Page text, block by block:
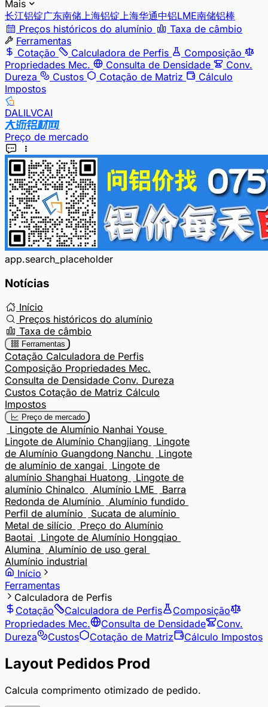
Mais
长江铝锭广东南储上海铝锭上海华通中铝LME南储铝棒
Preços históricos do alumínio
Taxa de câmbio
Ferramentas
Cotação
Calculadora de Perfis
Composição
Propriedades Mec.
Consulta de Densidade
Conv.
Dureza
Custos Cotação de Matriz
Cálculo
Impostos
DALILVCAI
Preço de mercado
app.search_placeholder
Notícias
Início
Preços históricos do alumínio
Taxa de câmbio
Ferramentas
Cotação Calculadora de Perfis
Composição Propriedades Mec.
Consulta de Densidade Conv. Dureza
Custos Cotação de Matriz Cálculo
Impostos
Preço de mercado
Lingote de Alumínio Nanhai Youse
Lingote de Alumínio Changjiang
Lingote
de Alumínio Guangdong Nanchu
Lingote
de alumínio de xangai
Lingote de
alumínio Shanghai Huatong
Lingote de
alumínio Chinalco
Alumínio LME
Barra
Redonda de Alumínio
Alumínio fundido
Perfil de alumínio
Sucata de alumínio
Metal de silício
Preço do Alumínio
Baotai
Lingote de Alumínio Hongqiao
Alumina
Alumínio de uso geral
Alumínio industrial
Início
Ferramentas
Calculadora de Perfis
Cotação
Calculadora de Perfis
Composição
Propriedades Mec.
Consulta de Densidade
Conv.
Dureza
Custos Cotação de Matriz Cálculo Impostos
Layout Pedidos Prod
Calcula comprimento otimizado de pedido.